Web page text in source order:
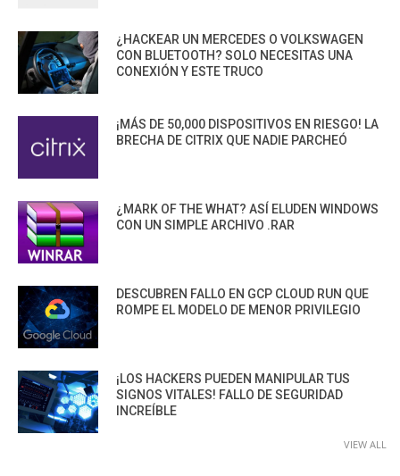
¿HACKEAR UN MERCEDES O VOLKSWAGEN
CON BLUETOOTH? SOLO NECESITAS UNA
CONEXIÓN Y ESTE TRUCO
¡MÁS DE 50,000 DISPOSITIVOS EN RIESGO! LA
BRECHA DE CITRIX QUE NADIE PARCHEÓ
¿MARK OF THE WHAT? ASÍ ELUDEN WINDOWS
CON UN SIMPLE ARCHIVO .RAR
DESCUBREN FALLO EN GCP CLOUD RUN QUE
ROMPE EL MODELO DE MENOR PRIVILEGIO
¡LOS HACKERS PUEDEN MANIPULAR TUS
SIGNOS VITALES! FALLO DE SEGURIDAD
INCREÍBLE
VIEW ALL